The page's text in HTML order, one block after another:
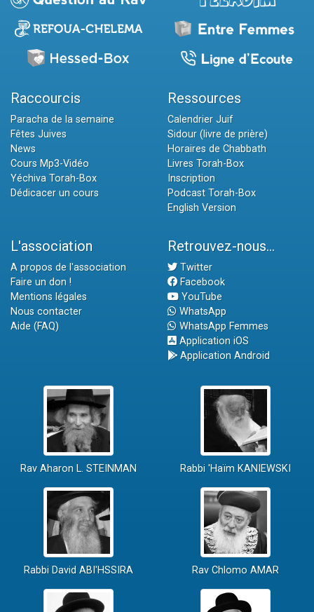
Raccourcis
Paracha de la semaine
Fêtes Juives
News
Cours Mp3-Vidéo
Yéchiva Torah-Box
Dédicacer un cours
Ressources
Calendrier Juif
Sidour (livre de prière)
Horaires de Chabbath
Livres Torah-Box
Inscription
Podcast Torah-Box
English Version
L'association
A propos de l'association
Faire un don !
Mentions légales
Nous contacter
Aide (FAQ)
Retrouvez-nous...
Twitter
Facebook
YouTube
WhatsApp
WhatsApp Femmes
Application iOS
Application Android
Rav Aharon L. STEINMAN Rabbi 'Haïm KANIEWSKI
Rabbi David ABI'HSSIRA Rav Chlomo AMAR